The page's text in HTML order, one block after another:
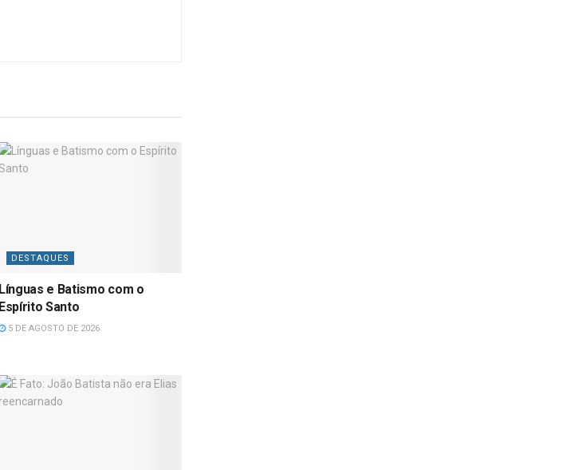
DESTAQUES
Línguas e Batismo com o
Espírito Santo
5 DE AGOSTO DE 2026